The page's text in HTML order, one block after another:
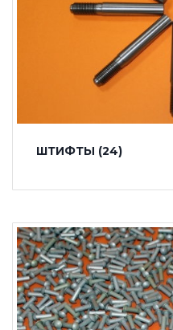
ШТИФТЫ (24)